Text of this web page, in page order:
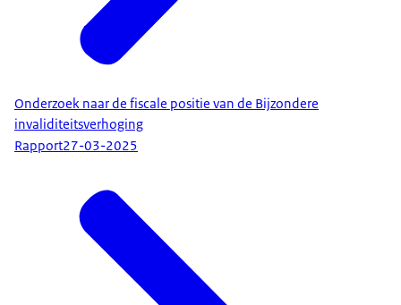
Onderzoek naar de fiscale positie van de Bijzondere
invaliditeitsverhoging
Rapport27-03-2025